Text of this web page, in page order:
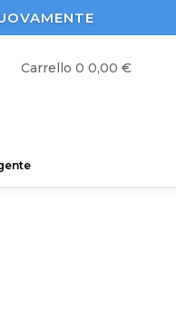
Carrello 0 0,00 €